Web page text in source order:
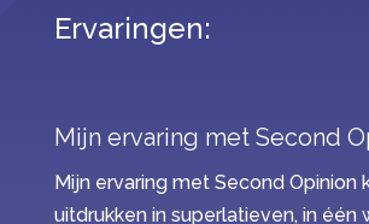
Ervaringen:
Mijn ervaring met Second
Mijn ervaring met Second Opinion
uitdrukken in superlatieven, in één